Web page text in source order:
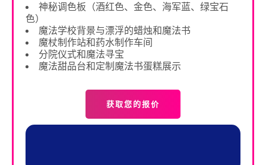
神秘调色板（酒红色、金色、海军蓝、绿宝石
色）
魔法学校背景与漂浮的蜡烛和魔法书
魔杖制作站和药水制作车间
分院仪式和魔法寻宝
魔法甜品台和定制魔法书蛋糕展示
获取您的报价